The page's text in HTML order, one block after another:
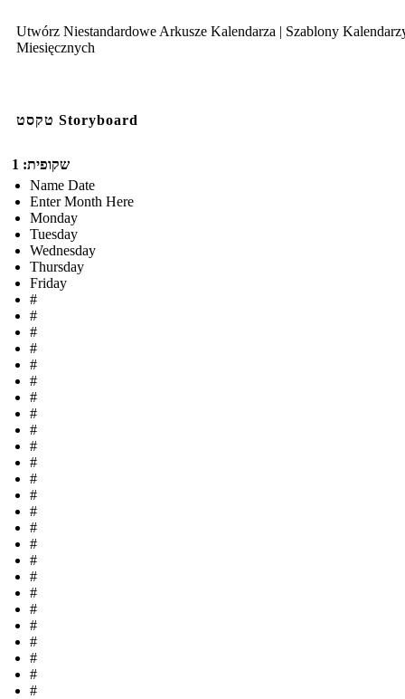
Utwórz Niestandardowe Arkusze Kalendarza | Szablony
Miesięcznych
טקסט Storyboard
שקופית: 1
Name Date
Enter Month Here
Monday
Tuesday
Wednesday
Thursday
Friday
#
#
#
#
#
#
#
#
#
#
#
#
#
#
#
#
#
#
#
#
#
#
#
#
#